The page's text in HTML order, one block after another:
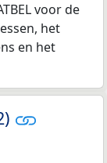
voor de
het
en het